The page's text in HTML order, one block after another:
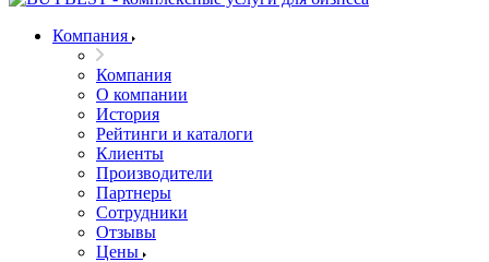
Компания
Компания
О компании
История
Рейтинги и каталоги
Клиенты
Производители
Партнеры
Сотрудники
Отзывы
Цены